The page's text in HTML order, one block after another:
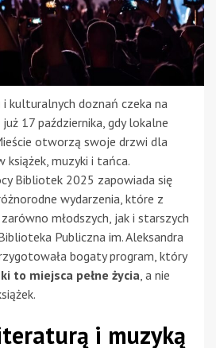
i kulturalnych doznań czeka na
17 października, gdy lokalne
otworzą swoje drzwi dla
książek, muzyki i tańca.
Bibliotek 2025 zapowiada się
wydarzenia, które z
młodszych, jak i starszych
Publiczna im. Aleksandra
bogaty program, który
to miejsca pełne życia , a nie
i muzyką